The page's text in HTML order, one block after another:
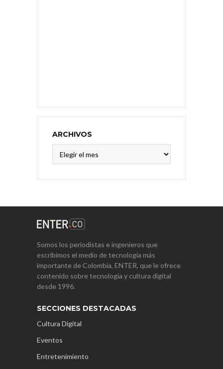
ARCHIVOS
Somos los periodistas e ingenieros que
escribimos el medio de tecnología más
importante de Colombia, ENTER, que le ofrece
contenido sobre tecnología y cultura digital
desde 1996.
SECCIONES DESTACADAS
Cultura Digital
Eventos
Entretenimiento